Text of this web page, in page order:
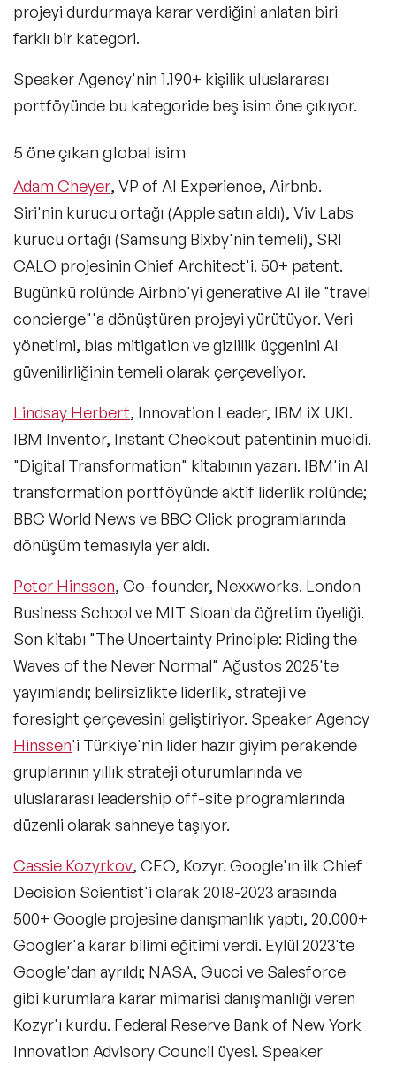
projeyi durdurmaya karar verdiğini anlatan biri
farklı bir kategori.
Speaker Agency'nin 1.190+ kişilik uluslararası
portföyünde bu kategoride beş isim öne çıkıyor.
5 öne çıkan global isim
Adam Cheyer, VP of AI Experience, Airbnb.
Siri'nin kurucu ortağı (Apple satın aldı), Viv Labs
kurucu ortağı (Samsung Bixby'nin temeli), SRI
CALO projesinin Chief Architect'i. 50+ patent.
Bugünkü rolünde Airbnb'yi generative AI ile "travel
concierge"'a dönüştüren projeyi yürütüyor. Veri
yönetimi, bias mitigation ve gizlilik üçgenini AI
güvenilirliğinin temeli olarak çerçeveliyor.
Lindsay Herbert, Innovation Leader, IBM iX UKI.
IBM Inventor, Instant Checkout patentinin mucidi.
"Digital Transformation" kitabının yazarı. IBM'in AI
transformation portföyünde aktif liderlik rolünde;
BBC World News ve BBC Click programlarında
dönüşüm temasıyla yer aldı.
Peter Hinssen, Co-founder, Nexxworks. London
Business School ve MIT Sloan'da öğretim üyeliği.
Son kitabı "The Uncertainty Principle: Riding the
Waves of the Never Normal" Ağustos 2025'te
yayımlandı; belirsizlikte liderlik, strateji ve
foresight çerçevesini geliştiriyor. Speaker Agency
Hinssen'i Türkiye'nin lider hazır giyim perakende
gruplarının yıllık strateji oturumlarında ve
uluslararası leadership off-site programlarında
düzenli olarak sahneye taşıyor.
Cassie Kozyrkov, CEO, Kozyr. Google'ın ilk Chief
Decision Scientist'i olarak 2018-2023 arasında
500+ Google projesine danışmanlık yaptı, 20.000+
Googler'a karar bilimi eğitimi verdi. Eylül 2023'te
Google'dan ayrıldı; NASA, Gucci ve Salesforce
gibi kurumlara karar mimarisi danışmanlığı veren
Kozyr'ı kurdu. Federal Reserve Bank of New York
Innovation Advisory Council üyesi. Speaker
Liderlik Konuşmacıları
Yapay Zeka Konuşmacıları
Dijital Dönüşüm Konuşmacıları
İlham Veren Konuşmacılar
Değişim Yönetimi Konuşmacıları
Başarı Öyküleri Konuşmacıları
C-Level Konuşmacılar
Mizah Konuşmacıları
Müşteri & Tüketici Trendleri Konuşmacıları
Vizyon & Strateji Konuşmacıları
İnovasyon Konuşmacıları
Girişimcilik Konuşmacıları
Neuro Science (Sinir Bilimi) Konuşmacıları
Dijital Pazarlama ve Sosyal Medya
Konuşmacıları
Seyahat Konuşmacıları
Satış Konuşmacıları
Ebeveynlik Konuşmacıları
Wellness Konuşmacıları
Spor Konuşmacıları
Cinsiyet Eşitliği, Çeşitlilik ve Kapsayıcılık
Konuşmacıları
İş Hayatı 101 Konuşmacıları
Filtrele Temizle